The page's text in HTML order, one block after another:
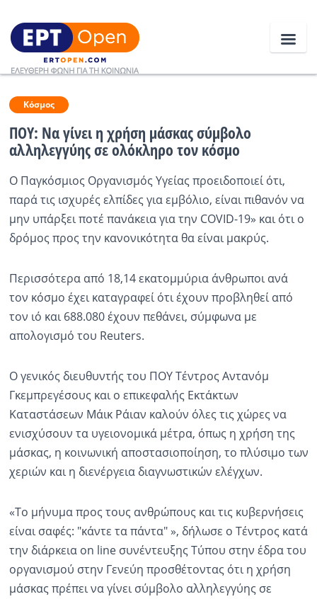
Ειδήσεις
Ελλάδα
Κοινωνία
Πολιτική
Οικονομία
Κόσμος
Ραδιόφωνο
Εκπομπές
Πολιτισμός
Κόσμος
ΠΟΥ: Να γίνει η χρήση μάσκας σύμβολο
αλληλεγγύης σε ολόκληρο τον κόσμο
Ο Παγκόσμιος Οργανισμός Υγείας προειδοποιεί ότι,
παρά τις ισχυρές ελπίδες για εμβόλιο, είναι πιθανόν να
μην υπάρξει ποτέ πανάκεια για την COVID-19» και ότι ο
δρόμος προς την κανονικότητα θα είναι μακρύς.
Περισσότερα από 18,14 εκατομμύρια άνθρωποι ανά
τον κόσμο έχει καταγραφεί ότι έχουν προβληθεί από
τον ιό και 688.080 έχουν πεθάνει, σύμφωνα με
απολογισμό του Reuters.
Ο γενικός διευθυντής του ΠΟΥ Τέντρος Αντανόμ
Γκεμπρεγέσους και ο επικεφαλής Εκτάκτων
Καταστάσεων Μάικ Ράιαν καλούν όλες τις χώρες να
ενισχύσουν τα υγειονομικά μέτρα, όπως η χρήση της
μάσκας, η κοινωνική αποστασιοποίηση, το πλύσιμο των
χεριών και η διενέργεια διαγνωστικών ελέγχων.
«Το μήνυμα προς τους ανθρώπους και τις κυβερνήσεις
είναι σαφές: "κάντε τα πάντα" », δήλωσε ο Τέντρος κατά
την διάρκεια on line συνέντευξης Τύπου στην έδρα του
οργανισμού στην Γενεύη προσθέτοντας ότι η χρήση
μάσκας πρέπει να γίνει σύμβολο αλληλεγγύης σε